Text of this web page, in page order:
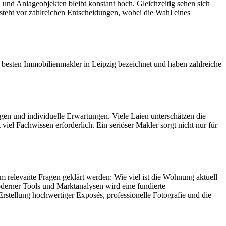
Anlageobjekten bleibt konstant hoch. Gleichzeitig sehen sich
vor zahlreichen Entscheidungen, wobei die Wahl eines
Immobilienmakler in Leipzig bezeichnet und haben zahlreiche
und individuelle Erwartungen. Viele Laien unterschätzen die
Fachwissen erforderlich. Ein seriöser Makler sorgt nicht nur für
relevante Fragen geklärt werden: Wie viel ist die Wohnung aktuell
Tools und Marktanalysen wird eine fundierte
hochwertiger Exposés, professionelle Fotografie und die